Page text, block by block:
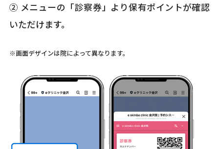
② メニューの「診察券」より保有ポイントが確認
いただけます。
※画面デザインは院によって異なります。